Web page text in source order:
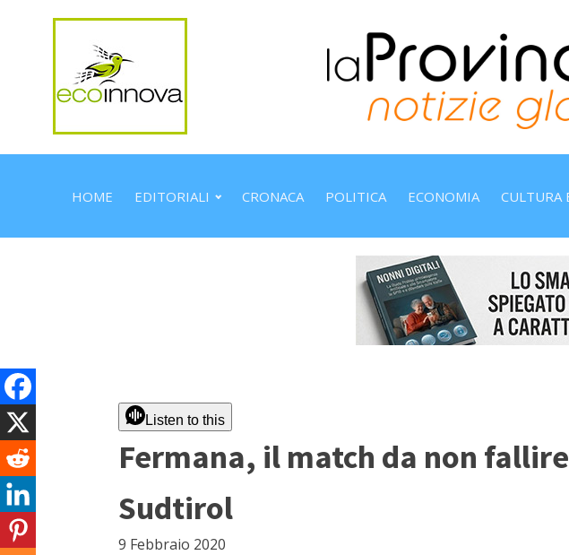
HOME EDITORIALI CRONACA POLITICA ECONOMIA CULTURA
Listen to this
Fermana, il match da non
Sudtirol
9 Febbraio 2020